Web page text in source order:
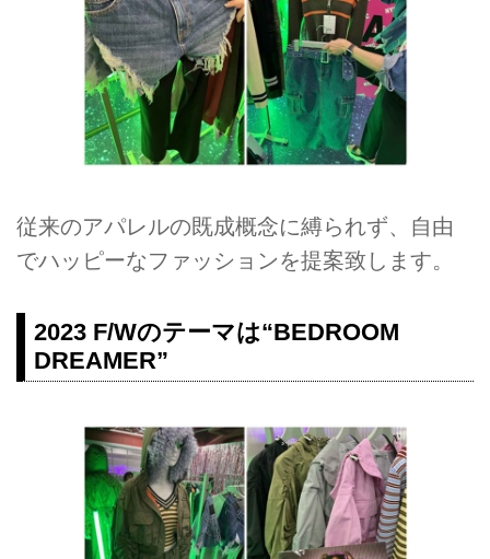
従来のアパレルの既成概念に縛られず、自由
でハッピーなファッションを提案致します。
2023 F/Wのテーマは“BEDROOM
DREAMER”